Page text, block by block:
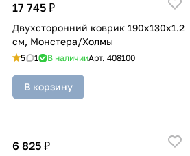
17 745 ₽
Двухсторонний коврик 190x130x1.2
см, Монстера/Холмы
5 1 В наличииАрт. 408100
В корзину
6 825 ₽